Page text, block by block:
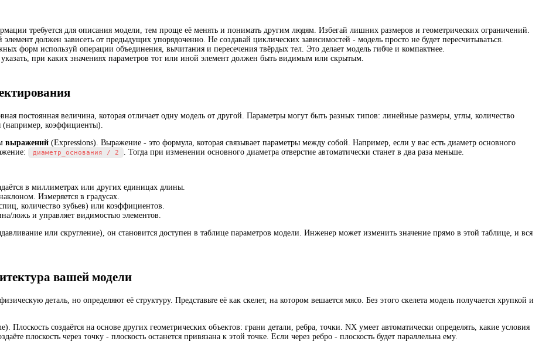
требуется для описания модели, тем проще её менять и понимать другим людям. Избегай лишних размеров и геометрических ограничений.
должен зависеть от предыдущих упорядоченно. Не создавай циклических зависимостей - модель просто не будет пересчитываться.
форм используй операции объединения, вычитания и пересечения твёрдых тел. Это делает модель гибче и компактнее.
при каких значениях параметров тот или иной элемент должен быть видимым или скрытым.
постоянная величина, которая отличает одну модель от другой. Параметры могут быть разных типов: линейные размеры, углы, количество
(например, коэффициенты).
выражений (Expressions). Выражение - это формула, которая связывает параметры между собой. Например, если у вас есть диаметр основного
диаметр_основания / 2
. Тогда при изменении основного диаметра отверстие автоматически станет в два раза меньше.
в миллиметрах или других единицах длины.
Измеряется в градусах.
количество зубьев) или коэффициентов.
ложь и управляет видимостью элементов.
или скругление), он становится доступен в таблице параметров модели. Инженер может изменить значение прямо в этой таблице, и вся
вашей модели
деталь, но определяют её структуру. Представьте её как скелет, на котором вешается мясо. Без этого скелета модель получается хрупкой и
Плоскость создаётся на основе других геометрических объектов: грани детали, ребра, точки. NX умеет автоматически определять, какие условия
плоскость через точку - плоскость останется привязана к этой точке. Если через ребро - плоскость будет параллельна ему.